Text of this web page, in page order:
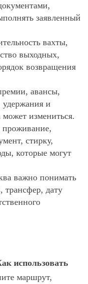
заявленный
вахты,
выходных,
возвращения
авансы,
и
измениться.
проживание,
стирку,
которые могут
важно понимать
трансфер, дату
использовать
маршрут,